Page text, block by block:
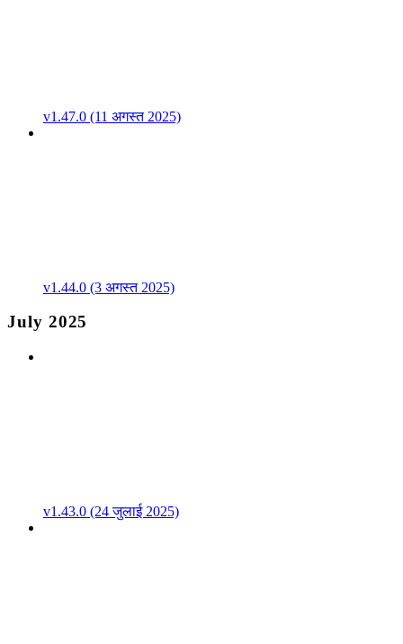
v1.47.0 (11 अगस्त 2025)
v1.44.0 (3 अगस्त 2025)
July 2025
v1.43.0 (24 जुलाई 2025)